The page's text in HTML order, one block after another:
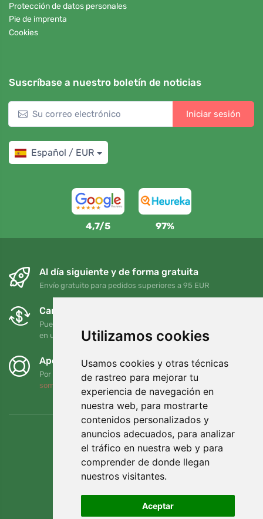
Utilizamos cookies
Usamos cookies y otras técnicas
de rastreo para mejorar tu
experiencia de navegación en
nuestra web, para mostrarte
contenidos personalizados y
anuncios adecuados, para analizar
el tráfico en nuestra web y para
comprender de donde llegan
nuestros visitantes.
Aceptar
Protección de datos personales
Pie de imprenta
Cookies
Suscríbase a nuestro boletín de noticias
Iniciar sesión
Español / EUR
4,7/5 97%
Al día siguiente y de forma gratuita
Envío gratuito para pedidos superiores a 95 EUR
Cambios y devoluciones gratuitos
Puede devolver o cambiar su pedido en cualquier momento
en un plazo de 90 días
Apoyamos a Trees.org
Por cada pedido plantamos un árbol. Leer más
somos